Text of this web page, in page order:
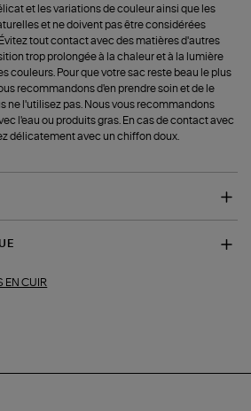
et les variations de couleur ainsi que les
et ne doivent pas être considérées
tout contact avec des matières d'autres
trop prolongée à la chaleur et à la lumière
couleurs. Pour que votre sac reste beau le plus
recommandons d'en prendre soin et de le
ne l'utilisez pas. Nous vous recommandons
l'eau ou produits gras. En cas de contact avec
délicatement avec un chiffon doux.
EN CUIR